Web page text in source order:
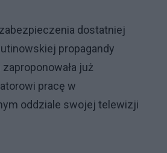
dostatniej
propagandy
już
pracę w
oddziale swojej telewizji